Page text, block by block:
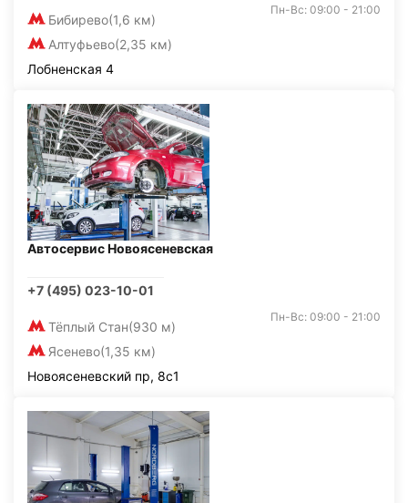
Бибирево(1,6 км)
Алтуфьево(2,35 км)
Пн-Вс: 09:00 - 21:00
Лобненская 4
Автосервис Новоясеневская
+7 (495) 023-10-01
Тёплый Стан(930 м)
Ясенево(1,35 км)
Пн-Вс: 09:00 - 21:00
Новоясеневский пр, 8с1